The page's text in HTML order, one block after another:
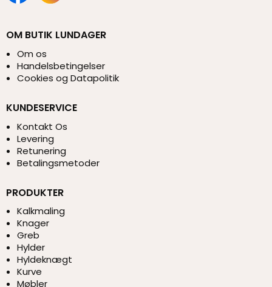
OM BUTIK LUNDAGER
Om os
Handelsbetingelser
Cookies og Datapolitik
KUNDESERVICE
Kontakt Os
Levering
Retunering
Betalingsmetoder
PRODUKTER
Kalkmaling
Knager
Greb
Hylder
Hyldeknægt
Kurve
Møbler